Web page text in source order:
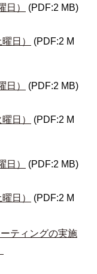
日） (PDF:2 MB)
日）
(PDF:2 M
日） (PDF:2 MB)
日）
(PDF:2 M
日） (PDF:2 MB)
日）
(PDF:2 M
ティングの実施